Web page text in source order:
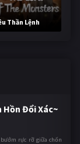
Thần Lệnh
Hồn Đổi Xác~
rực rỡ giữa chốn